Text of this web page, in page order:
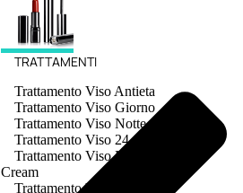
TRATTAMENTI
Trattamento Viso Antieta
Trattamento Viso Giorno
Trattamento Viso Notte
Trattamento Viso 24 Ore
Trattamento Viso Bb E Cc
Cream
Trattamento Viso Occhi